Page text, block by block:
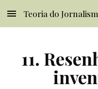
Skip to main content
Teoria do
11.